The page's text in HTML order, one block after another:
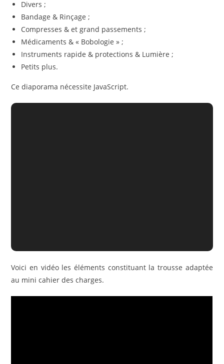
Divers ;
Bandage & Rinçage ;
Compresses & et grand passements ;
Médicaments & « Bobologie » ;
Instruments rapide & protections & Lumière ;
Petits plus.
Ce diaporama nécessite JavaScript.
Voici en vidéo les éléments constituant la trousse adaptée
au mini cahier des charges.